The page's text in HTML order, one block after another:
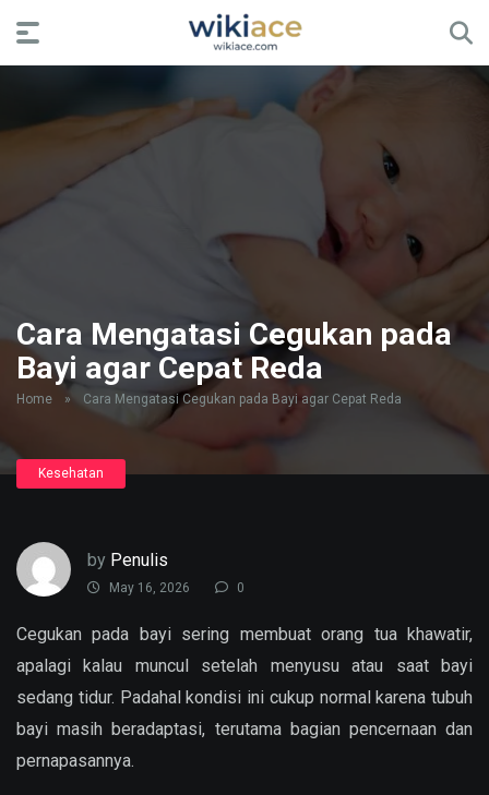
Cara Mengatasi Cegukan pada
Bayi agar Cepat Reda
Home » Cara Mengatasi Cegukan pada Bayi agar Cepat Reda
Kesehatan
by Penulis
May 16, 2026 0
Cegukan pada bayi sering membuat orang tua khawatir,
apalagi kalau muncul setelah menyusu atau saat bayi
sedang tidur. Padahal kondisi ini cukup normal karena tubuh
bayi masih beradaptasi, terutama bagian pencernaan dan
pernapasannya.